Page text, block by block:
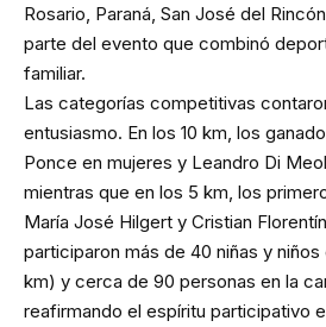
Rosario, Paraná, San José del
parte del evento que combinó
familiar.
Las categorías competitivas
entusiasmo. En los 10 km, los
Ponce en mujeres y Leandro Di
mientras que en los 5 km, los
María José Hilgert y Cristian
participaron más de 40 niñas y niños
km) y cerca de 90 personas en la
reafirmando el espíritu participativo